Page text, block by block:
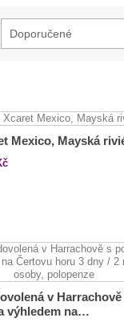
Doporučené
Mexico, Mayská
v
výhledem na…